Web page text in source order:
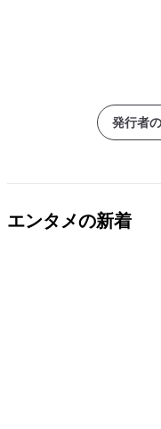
発行者
エンタメの新着